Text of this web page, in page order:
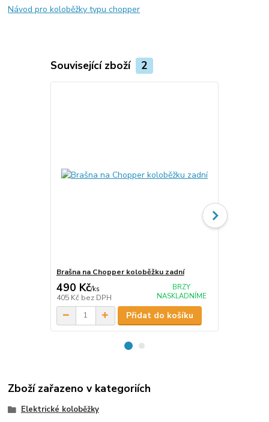
Návod pro koloběžky typu chopper
Související zboží 2
Brašna na Chopper koloběžku zadní
490 Kč/ks
405 Kč bez DPH
BRZY
NASKLADNÍME
Přidat do košíku
Zboží zařazeno v kategoriích
Elektrické koloběžky